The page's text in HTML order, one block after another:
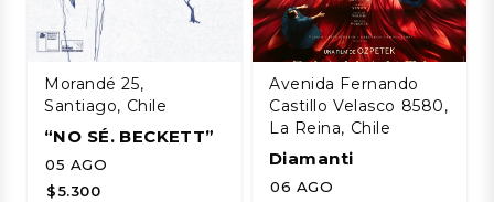
Morandé 25,
Santiago, Chile
“NO SÉ. BECKETT”
05 AGO
$5.300
Avenida Fernando
Castillo Velasco 8580,
La Reina, Chile
Diamanti
06 AGO